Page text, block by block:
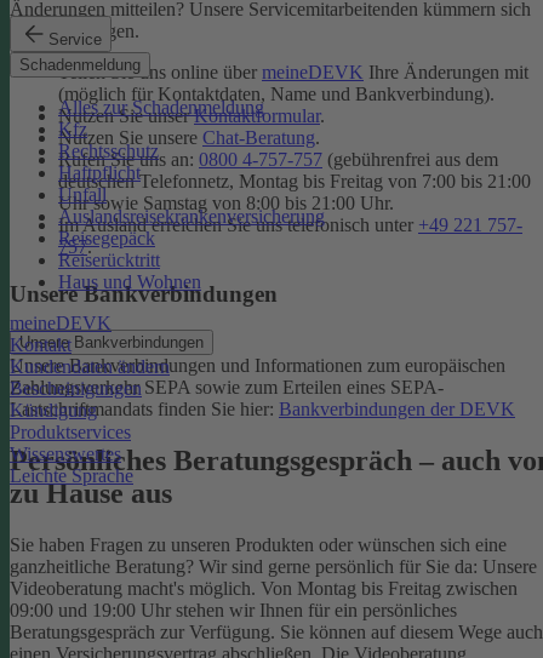
Service
Schadenmeldung
Alles zur Schadenmeldung
Kfz
Rechtsschutz
Haftpflicht
Unfall
Auslandsreisekrankenversicherung
Reisegepäck
Reiserücktritt
Haus und Wohnen
meineDEVK
Kontakt
Kundendaten ändern
Bescheinigungen
Kündigung
Produktservices
Wissenswertes
Leichte Sprache
Änderungen mitteilen? Unsere Servicemitarbeitenden kümmern sich
um Ihr Anliegen.
Teilen Sie uns online über meineDEVK Ihre Änderungen mit
(möglich für Kontaktdaten, Name und Bankverbindung).
Nutzen Sie unserKontaktformular.
Nutzen Sie unsere Chat-Beratung.
Rufen Sie uns an: 0800 4-757-757 (gebührenfrei aus dem
deutschen Telefonnetz, Montag bis Freitag von 7:00 bis 21:00
Uhr sowie Samstag von 8:00 bis 21:00 Uhr.
Im Ausland erreichen Sie uns telefonisch unter +49 221 757-
757.
Unsere Bankverbindungen
Unsere Bankverbindungen
Unsere Bankverbindungen und Informationen zum europäischen
Zahlungsverkehr SEPA sowie zum Erteilen eines SEPA-
Lastschriftmandats finden Sie hier: Bankverbindungen der DEVK
Persönliches Beratungsgespräch – auch
zu Hause aus
Sie haben Fragen zu unseren Produkten oder wünschen sich eine
ganzheitliche Beratung? Wir sind gerne persönlich für Sie da: Unsere
Videoberatung macht's möglich. Von Montag bis Freitag zwischen
09:00 und 19:00 Uhr stehen wir Ihnen für ein persönliches
Beratungsgespräch zur Verfügung. Sie können auf diesem Wege auch